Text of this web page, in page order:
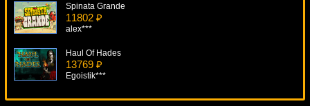
Spinata Grande
11802 ₽
alex***
Haul Of Hades
13769 ₽
Egoistik***
Coyote Moon